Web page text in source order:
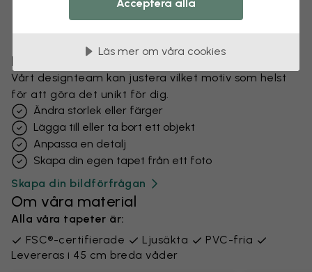
Förändra din tapet
Vårt designteam kan justera vilket motiv som helst
för att göra det unikt för dig.
Ändra storlek eller färger
Lägga till eller ta bort ett objekt
Anpassa en detalj
Skapa din egen tapet från ett foto
Skapa din bildförfrågan
Om våra material
Alla våra tapeter är:
FSC®-certifierade
Ljusäkta
PVC-fria
Levereras i 45 cm breda våder
Acceptera alla
Läs mer om våra cookies